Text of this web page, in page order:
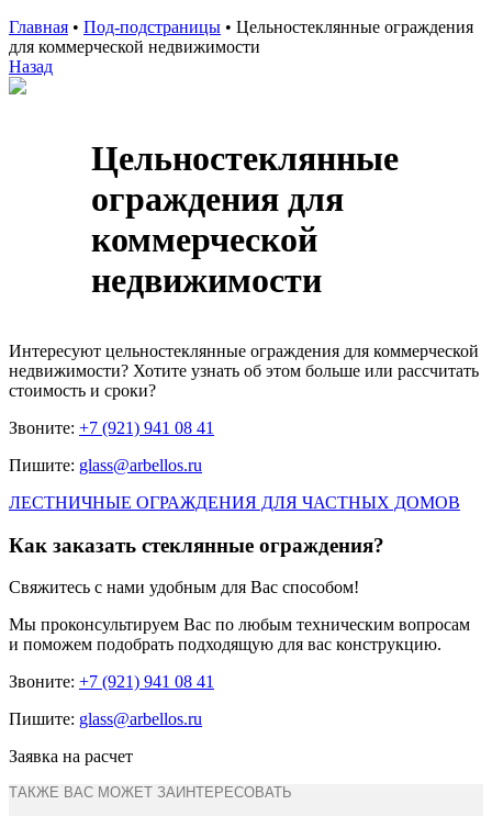
Главная • Под-подстраницы • Цельностеклянные ограждения
для коммерческой недвижимости
Назад
Цельностеклянные
ограждения для
коммерческой
недвижимости
Интересуют цельностеклянные ограждения для коммерческой
недвижимости? Хотите узнать об этом больше или рассчитать
стоимость и сроки?
Звоните: +7 (921) 941 08 41
Пишите: glass@arbellos.ru
ЛЕСТНИЧНЫЕ ОГРАЖДЕНИЯ ДЛЯ ЧАСТНЫХ ДОМОВ
Как заказать стеклянные ограждения?
Свяжитесь с нами удобным для Вас способом!
Мы проконсультируем Вас по любым техническим вопросам
и поможем подобрать подходящую для вас конструкцию.
Звоните: +7 (921) 941 08 41
Пишите: glass@arbellos.ru
Заявка на расчет
ТАКЖЕ ВАС МОЖЕТ ЗАИНТЕРЕСОВАТЬ